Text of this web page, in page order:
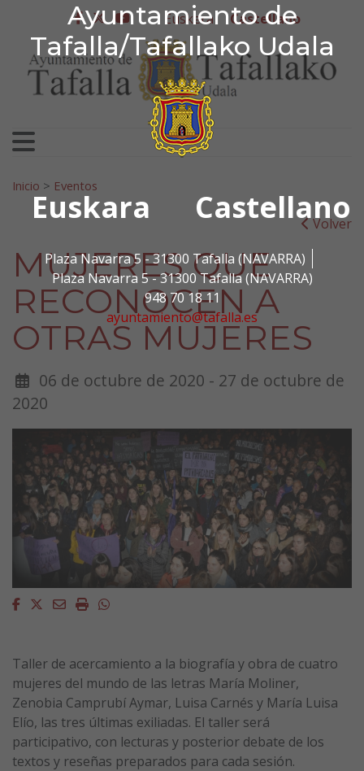
Ayuntamiento de
Tafalla/Tafallako Udala
Euskara Castellano
Plaza Navarra 5 - 31300 Tafalla (NAVARRA)
Plaza Navarra 5 - 31300 Tafalla (NAVARRA)
948 70 18 11
ayuntamiento@tafalla.es
Ir al contenido
Ayuntamiento de
facebook
twitter
youtube
Euskera Castellano
Search for:
Inicio > Eventos
Volver
MUJERES QUE
RECONOCEN A
OTRAS MUJERES
06 de octubre de 2020 - 27 de octubre de
2020
Facebook
Twitter
EmailImprimirWhatsapp
Taller de acercamiento a la biografía y obra de cuatro
mujeres del mundo de las letras María Moliner,
Zenobia Camprubí Aymar, Luisa Carnés y María Luisa
Elío, las tres últimas exiliadas. El taller será
participativo, con lecturas y posterior debate de los
textos y reseñas preparados para cada sesión.